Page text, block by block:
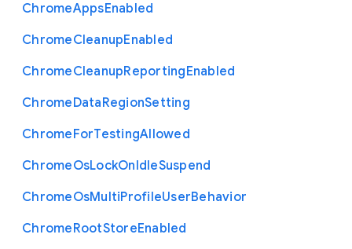
ChromeAppsEnabled
ChromeCleanupEnabled
ChromeCleanupReportingEnabled
ChromeDataRegionSetting
ChromeForTestingAllowed
ChromeOsLockOnIdleSuspend
ChromeOsMultiProfileUserBehavior
ChromeRootStoreEnabled